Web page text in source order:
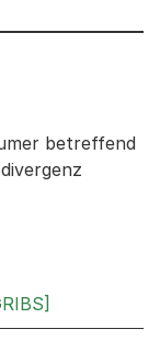
betreffend